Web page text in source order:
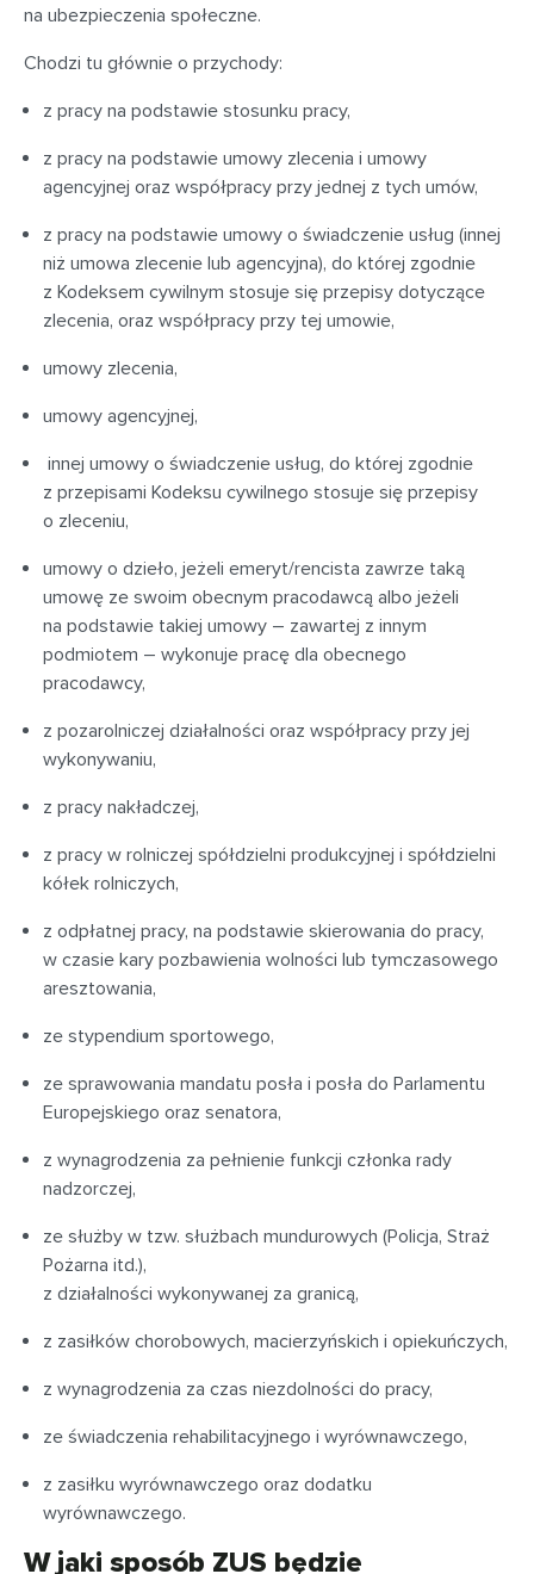
na ubezpieczenia społeczne.
Chodzi tu głównie o przychody:
z pracy na podstawie stosunku pracy,
z pracy na podstawie umowy zlecenia i umowy
agencyjnej oraz współpracy przy jednej z tych umów,
z pracy na podstawie umowy o świadczenie usług (innej
niż umowa zlecenie lub agencyjna), do której zgodnie
z Kodeksem cywilnym stosuje się przepisy dotyczące
zlecenia, oraz współpracy przy tej umowie,
umowy zlecenia,
umowy agencyjnej,
innej umowy o świadczenie usług, do której zgodnie
z przepisami Kodeksu cywilnego stosuje się przepisy
o zleceniu,
umowy o dzieło, jeżeli emeryt/rencista zawrze taką
umowę ze swoim obecnym pracodawcą albo jeżeli
na podstawie takiej umowy – zawartej z innym
podmiotem – wykonuje pracę dla obecnego
pracodawcy,
z pozarolniczej działalności oraz współpracy przy jej
wykonywaniu,
z pracy nakładczej,
z pracy w rolniczej spółdzielni produkcyjnej i spółdzielni
kółek rolniczych,
z odpłatnej pracy, na podstawie skierowania do pracy,
w czasie kary pozbawienia wolności lub tymczasowego
aresztowania,
ze stypendium sportowego,
ze sprawowania mandatu posła i posła do Parlamentu
Europejskiego oraz senatora,
z wynagrodzenia za pełnienie funkcji członka rady
nadzorczej,
ze służby w tzw. służbach mundurowych (Policja, Straż
Pożarna itd.),
z działalności wykonywanej za granicą,
z zasiłków chorobowych, macierzyńskich i opiekuńczych,
z wynagrodzenia za czas niezdolności do pracy,
ze świadczenia rehabilitacyjnego i wyrównawczego,
z zasiłku wyrównawczego oraz dodatku
wyrównawczego.
W jaki sposób ZUS będzie